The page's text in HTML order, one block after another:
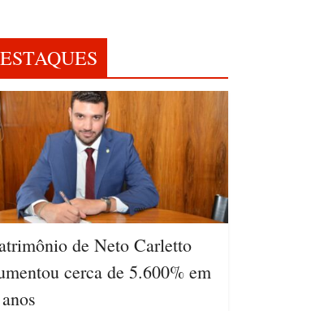
de Neto Carletto
cerca de 5.600% em